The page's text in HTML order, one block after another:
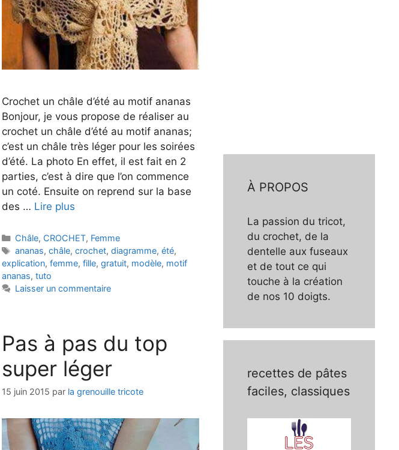
Crochet un châle d’été au motif ananas
Bonjour, je vous propose de réaliser au
crochet un châle d’été au motif ananas;
c’est un châle très léger pour les soirées
d’été. La photo En effet, il est fait en 2
parties, c’est à dire que l’on commence
un coté. Ensuite on reprend sur la base
des … Lire plus
Catégories
Châle, CROCHET, Femme
Étiquettes
ananas, châle, crochet, diagramme, été,
explication, femme, fille, gratuit, modèle, motif
ananas, tuto
Laisser un commentaire
Pas à pas du top
super léger
15 juin 2015 par la grenouille tricote
À PROPOS
La passion du tricot,
du crochet, de la
dentelle aux fuseaux
et de tout ce qui
touche à la création
de nos 10 doigts.
recettes de pâtes
faciles, classiques